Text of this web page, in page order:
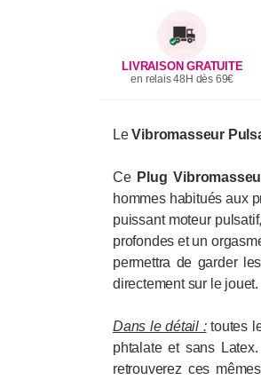
LIVRAISON GRATUITE
en relais 48H dès 69€
LeVibromasseur
Ce Plug
hommes habitués aux
puissant moteur
profondes et un
permettra de garder
directement sur le jouet.
Dans le détail :toutes
phtalate et sans
retrouverez ces